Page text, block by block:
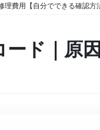
費用【自分でできる確認方
ド｜原